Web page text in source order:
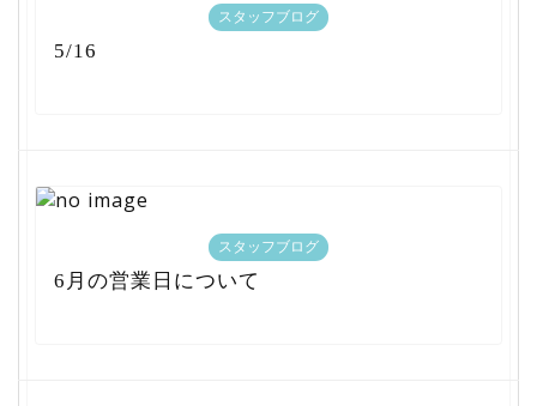
スタッフブログ
5/16
スタッフブログ
6月の営業日について